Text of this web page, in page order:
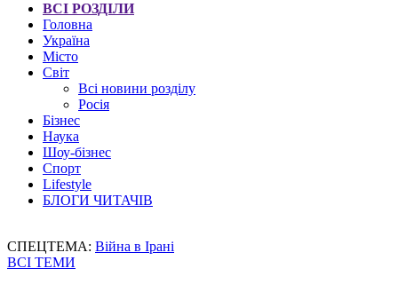
ВСІ РОЗДІЛИ
Головна
Україна
Місто
Світ
Всі новини розділу
Росія
Бізнес
Наука
Шоу-бізнес
Спорт
Lifestyle
БЛОГИ ЧИТАЧІВ
СПЕЦТЕМА: Війна в Ірані
ВСІ ТЕМИ